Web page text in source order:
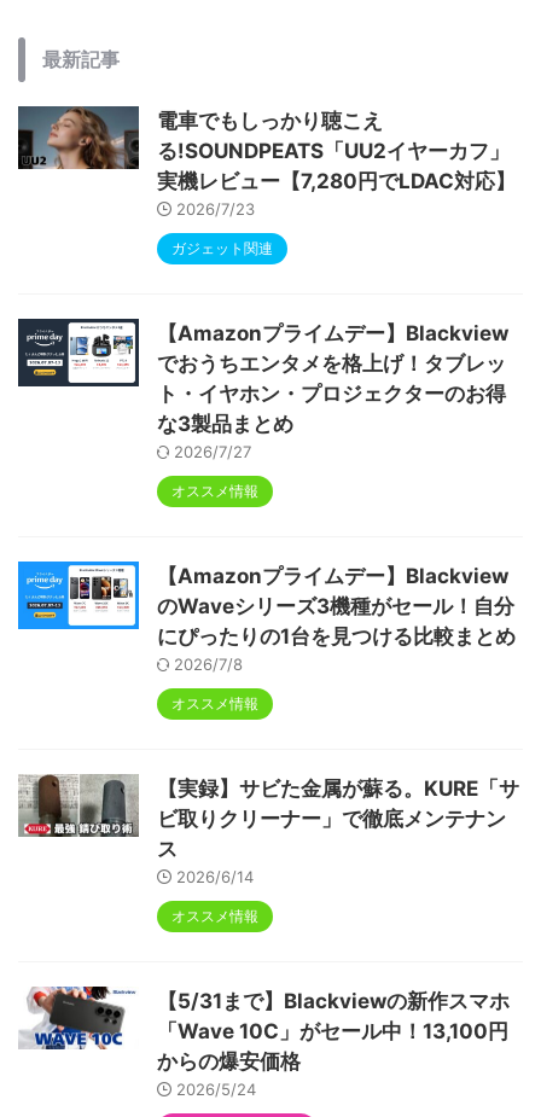
最新記事
電車でもしっかり聴こえ
る!SOUNDPEATS「UU2イヤーカフ」
実機レビュー【7,280円でLDAC対応】
2026/7/23
ガジェット関連
【Amazonプライムデー】Blackview
でおうちエンタメを格上げ！タブレッ
ト・イヤホン・プロジェクターのお得
な3製品まとめ
2026/7/27
オススメ情報
【Amazonプライムデー】Blackview
のWaveシリーズ3機種がセール！自分
にぴったりの1台を見つける比較まとめ
2026/7/8
オススメ情報
【実録】サビた金属が蘇る。KURE「サ
ビ取りクリーナー」で徹底メンテナン
ス
2026/6/14
オススメ情報
【5/31まで】Blackviewの新作スマホ
「Wave 10C」がセール中！13,100円
からの爆安価格
2026/5/24